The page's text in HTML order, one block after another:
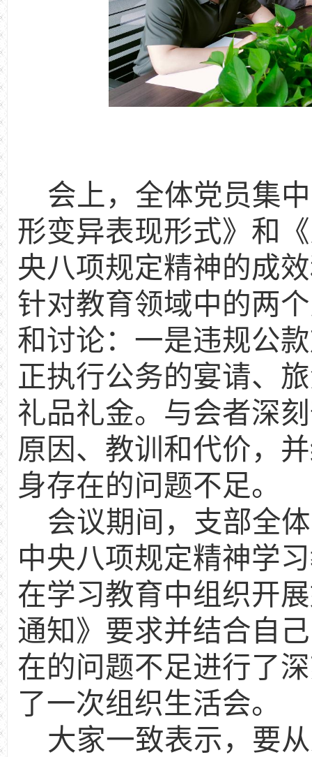
会上，全体党员集
形变异表现形式》和
央八项规定精神的成
针对教育领域中的两
和讨论：一是违规公
正执行公务的宴请、
礼品礼金。与会者深
原因、教训和代价，
身存在的问题不足。
会议期间，支部全
中央八项规定精神学
在学习教育中组织开
通知》要求并结合自
在的问题不足进行了
了一次组织生活会。
大家一致表示，要